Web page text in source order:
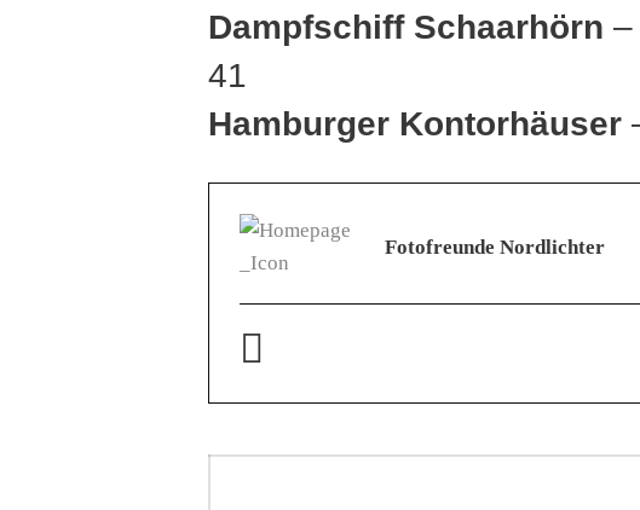
Dampfschiff Schaarhörn –
41
Hamburger Kontorhäuser
Fotofreunde Nordlichter